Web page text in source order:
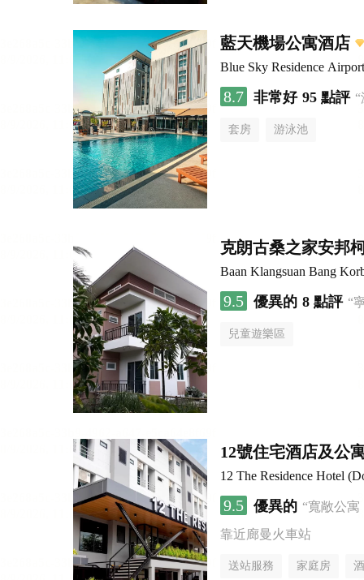
藍天機場公寓酒店
Blue Sky Residence Airport
8.7 非常好 95 點評
套房 游泳池
克朗古桑之家安邦
Baan Klangsuan Bang
9.5 優異的 8 點評 “
兒童遊樂區
12號住宅酒店及公
12 The Residence Hotel
9.5 優異的 “寬敞公
靠近廊曼火車站
送站服務 家庭房